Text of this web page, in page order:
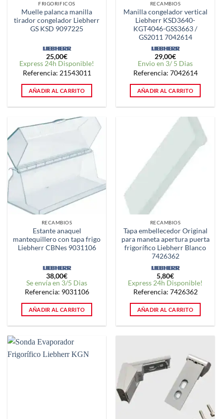
FRIGORIFICOS
Muelle palanca manilla
tirador congelador Liebherr
GS KSD 9097225
25,00€
Express 24h Disponible!
Referencia: 21543011
AÑADIR AL CARRITO
RECAMBIOS
Manilla congelador vertical
Liebherr KSD3640-
KGT4046-GSS3663 /
GS2011 7042614
29,00€
Envio en 3/ 5 Dias
Referencia: 7042614
AÑADIR AL CARRITO
RECAMBIOS
Estante anaquel
mantequillero con tapa frigo
Liebherr CBNes 9031106
38,00€
Se envía en 3/5 Dias
Referencia: 9031106
AÑADIR AL CARRITO
RECAMBIOS
Tapa embellecedor Original
para maneta apertura puerta
frigorífico Liebherr Blanco
7426362
5,80€
Express 24h Disponible!
Referencia: 7426362
AÑADIR AL CARRITO